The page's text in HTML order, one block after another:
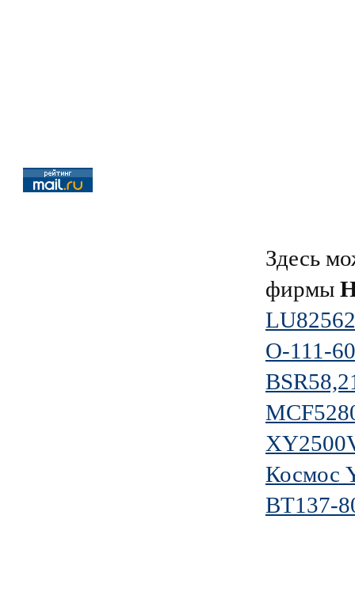
Здесь
фирмы
О-111-
Космос
BT137-